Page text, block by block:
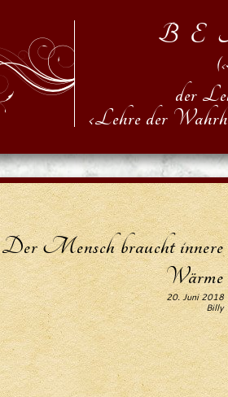
der
‹Lehre der
Der Mensch braucht innere
Wärme
20. Juni 2018
Billy